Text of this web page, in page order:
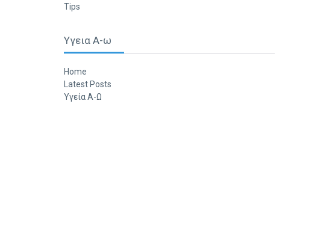
Tips
Υγεια Α-ω
Home
Latest Posts
Υγεία Α-Ω